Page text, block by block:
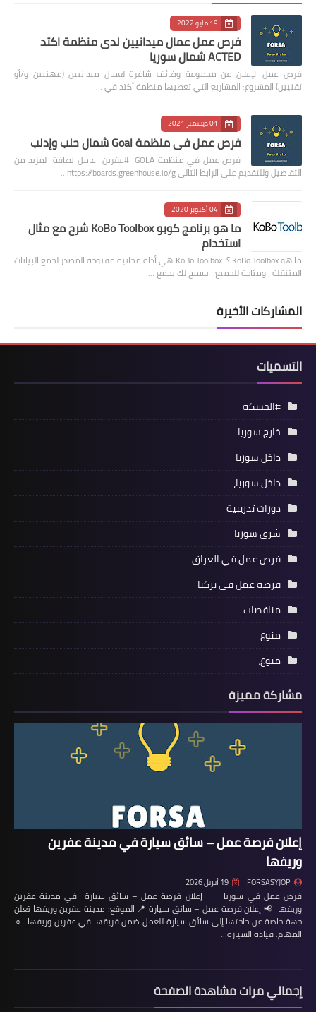
19 مايو 2022
فرص عمل عمال ميدانيين لدى منظمة اكتد
ACTED شمال سوريا
فرص عمل الإعلان عن مجموعة وظائف شاغرة لعمال ميدانيين (مهنيين و/أو
تقنيين) المشروع: المشاريع التي تغطيها منظمة أكتد في …
01 ديسمبر 2021
فرص عمل في منظمة Goal شمال حلب وإدلب
فرص عمل في منظمة GOLA #عفرين عامل نظافة لمزيد من
التفاصيل وللتقديم على الرابط التالي https://boards.greenhouse.io/g…
04 أكتوبر 2020
ما هو برنامج كوبو KoBo Toolbox شرح مع مثال
استخدام
ما هو KoBo Toolbox ؟ KoBo Toolbox هي أداة مجانية مفتوحة المصدر لجمع البيانات
المتنقلة ، ومتاحة للجميع. يسمح لك بجمع …
المشاركات الأخيرة
التسميات
#الحسكة
خارج سوريا
داخل سوريا
داخل سوريا،
دورات تدريبية
شرق سوريا
فرص عمل في العراق
فرصة عمل في تركيا
مناقصات
منوع
منوع،
مشاركة مميزة
إعلان فرصة عمل – سائق سيارة في مدينة عفرين
وريفها
FORSASYJOP 19 أبريل 2026
فرص عمل في سوريا إعلان فرصة عمل – سائق سيارة في مدينة عفرين
وريفها 📢 إعلان فرصة عمل – سائق سيارة 📍 الموقع: مدينة عفرين وريفها تعلن
جهة خاصة عن حاجتها إلى سائق سيارة للعمل ضمن فريقها في عفرين وريفها. 🔹
المهام: قيادة السيارة…
إجمالي مرات مشاهدة الصفحة